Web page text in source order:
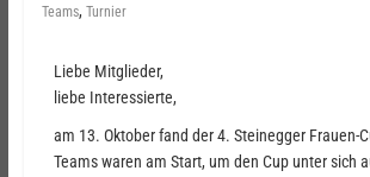
Teams, Turnier
Liebe Mitglieder,
liebe Interessierte,
am 13. Oktober fand der 4. Steinegger Frauen-
Teams waren am Start, um den Cup unter sich